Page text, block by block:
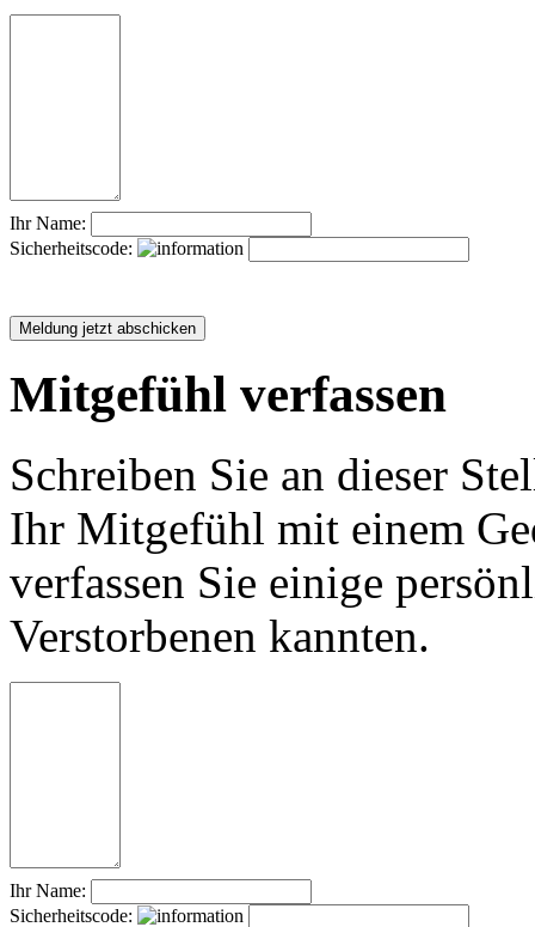
Ihr Name:
Sicherheitscode:
Mitgefühl verfassen
Schreiben Sie an dieser
Ihr Mitgefühl mit einem
verfassen Sie einige
Verstorbenen kannten.
Ihr Name:
Sicherheitscode: